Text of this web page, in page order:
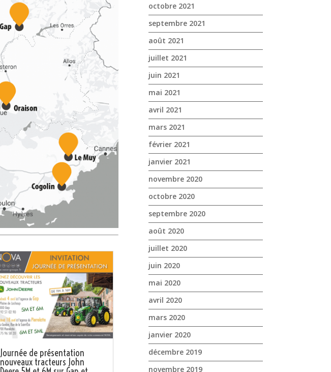
Journée de présentation
nouveaux tracteurs John
octobre 2021
septembre 2021
août 2021
juillet 2021
juin 2021
mai 2021
avril 2021
mars 2021
février 2021
janvier 2021
novembre 2020
octobre 2020
septembre 2020
août 2020
juillet 2020
juin 2020
mai 2020
avril 2020
mars 2020
janvier 2020
décembre 2019
novembre 2019